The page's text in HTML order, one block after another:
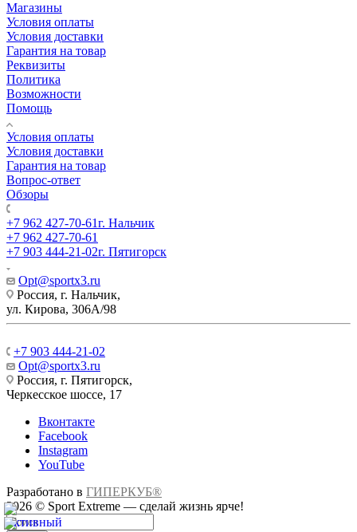
Магазины
Условия оплаты
Условия доставки
Гарантия на товар
Реквизиты
Политика
Возможности
Помощь
Условия оплаты
Условия доставки
Гарантия на товар
Вопрос-ответ
Обзоры
+7 962 427-70-61г. Нальчик
+7 962 427-70-61
+7 903 444-21-02г. Пятигорск
Opt@sportx3.ru
Россия, г. Нальчик,
ул. Кирова, 306А/98
+7 903 444-21-02
Opt@sportx3.ru
Россия, г. Пятигорск,
Черкесское шоссе, 17
Вконтакте
Facebook
Instagram
YouTube
Разработано в ГИПЕРКУБ®
2026 © Sport Extreme — сделай жизнь ярче!